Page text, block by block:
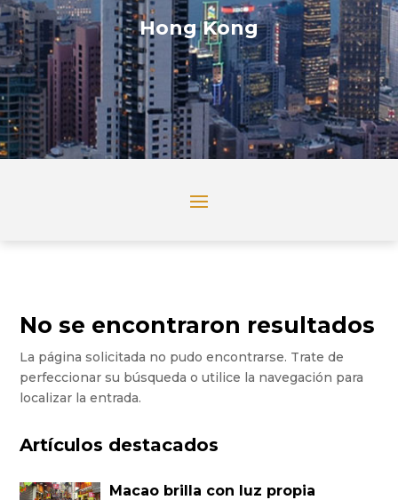
Hong Kong
No se encontraron resultados
La página solicitada no pudo encontrarse. Trate de
perfeccionar su búsqueda o utilice la navegación para
localizar la entrada.
Artículos destacados
Macao brilla con luz propia